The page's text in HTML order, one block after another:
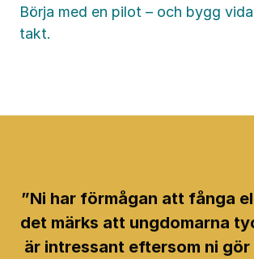
Börja med en pilot – och bygg
takt.
”Ni har förmågan att fånga
det märks att ungdomarna
är intressant eftersom ni